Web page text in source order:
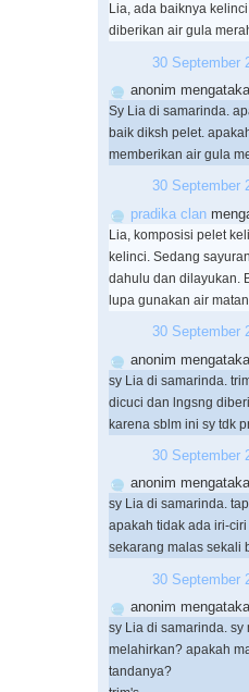
Lia, ada baiknya
diberikan air gula
30 September
anonim
Sy Lia di samarinda.
baik diksh pelet.
memberikan air gula
30 September
pradika clan
Lia, komposisi pelet
kelinci. Sedang
dahulu dan dilayukan.
lupa gunakan air
30 September
anonim
sy Lia di samarinda.
dicuci dan lngsng
karena sblm ini sy tdk
30 September
anonim
sy Lia di samarinda.
apakah tidak ada iri-
sekarang malas sekali
30 September
anonim
sy Lia di samarinda.
melahirkan? apakah
tandanya?